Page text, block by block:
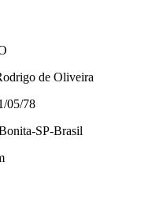
de Oliveira
05/78
SP-Brasil